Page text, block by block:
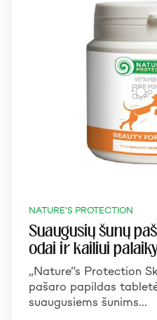
NATURE'S PROTECTION
Suaugusių šunų
odai ir kailiui
„Nature”s Protection
pašaro papildas
suaugusiems šunims…